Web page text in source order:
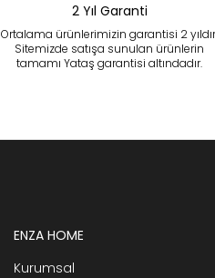
2 Yıl Garanti
Ortalama ürünlerimizin garantisi 2
Sitemizde satışa sunulan ürünlerin
tamamı Yataş garantisi altındadır.
ENZA HOME
Kurumsal